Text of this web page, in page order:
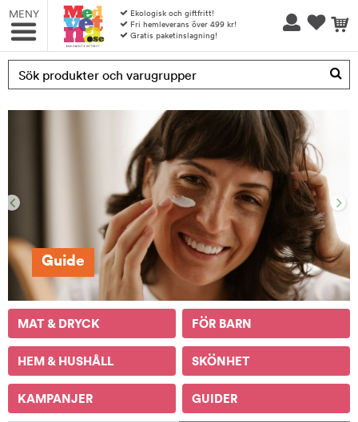
MENY
Ekologisk och giftfritt!
Fri hemleverans över 499 kr!
Gratis paketinslagning!
Produkten har blivit tillagd i varukorgen
Guide
Guide
MAT & DRYCK FÖR BARN
HEM & HUSHÅLL SKÖNHET
KAMPANJER GUIDER